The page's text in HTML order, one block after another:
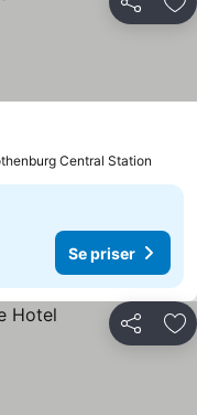
Del
Central Station
Se priser
Del